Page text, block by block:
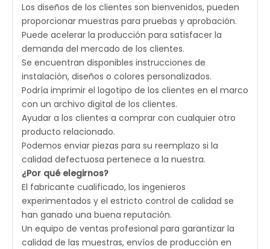
Los diseños de los clientes son bienvenidos, pueden
proporcionar muestras para pruebas y aprobación.
Puede acelerar la producción para satisfacer la
demanda del mercado de los clientes.
Se encuentran disponibles instrucciones de
instalación, diseños o colores personalizados.
Podría imprimir el logotipo de los clientes en el marco
con un archivo digital de los clientes.
Ayudar a los clientes a comprar con cualquier otro
producto relacionado.
Podemos enviar piezas para su reemplazo si la
calidad defectuosa pertenece a la nuestra.
¿Por qué elegirnos?
El fabricante cualificado, los ingenieros
experimentados y el estricto control de calidad se
han ganado una buena reputación.
Un equipo de ventas profesional para garantizar la
calidad de las muestras, envíos de producción en